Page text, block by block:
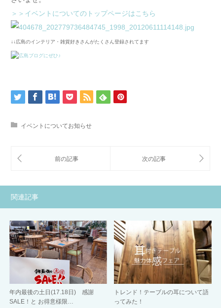
＞＞イベントについてのトップページはこちら
↓↓広島のインテリア・雑貨好きさんがたくさん登録されてます
イベントについてお知らせ
関連記事
年内最後の土日(17.18日) 感謝
SALE！と お得意様限…
トレンド！テーブルの耳について語
ってみた！